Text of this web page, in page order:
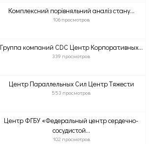
Комплексний порівняльний аналіз стану...
106 просмотров
Группа компаний CDC Центр Корпоративных...
339 просмотров
Центр Параллельных Сил Центр Тяжести
553 просмотров
Центр ФГБУ «Федеральный центр сердечно-
сосудистой...
102 просмотров